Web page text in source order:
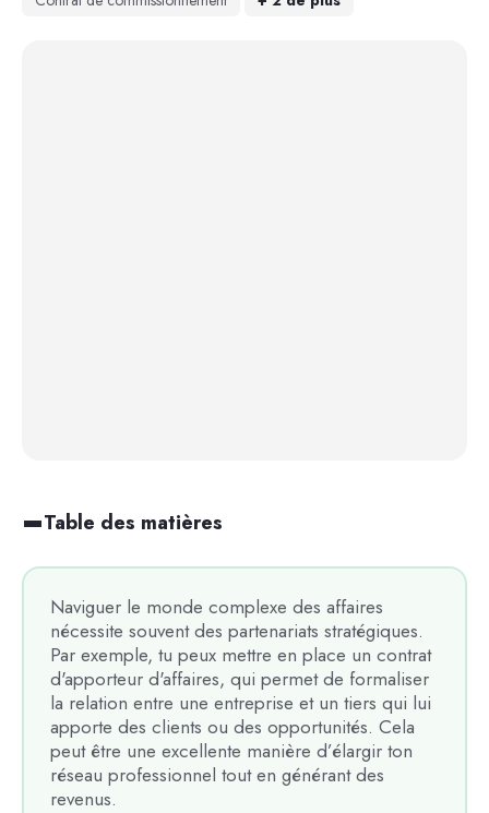
Naviguer le monde complexe des affaires
nécessite souvent des partenariats stratégiques.
Par exemple, tu peux mettre en place un contrat
d'apporteur d'affaires, qui permet de formaliser
la relation entre une entreprise et un tiers qui lui
apporte des clients ou des opportunités. Cela
peut être une excellente manière d’élargir ton
réseau professionnel tout en générant des
revenus.
Table des matières